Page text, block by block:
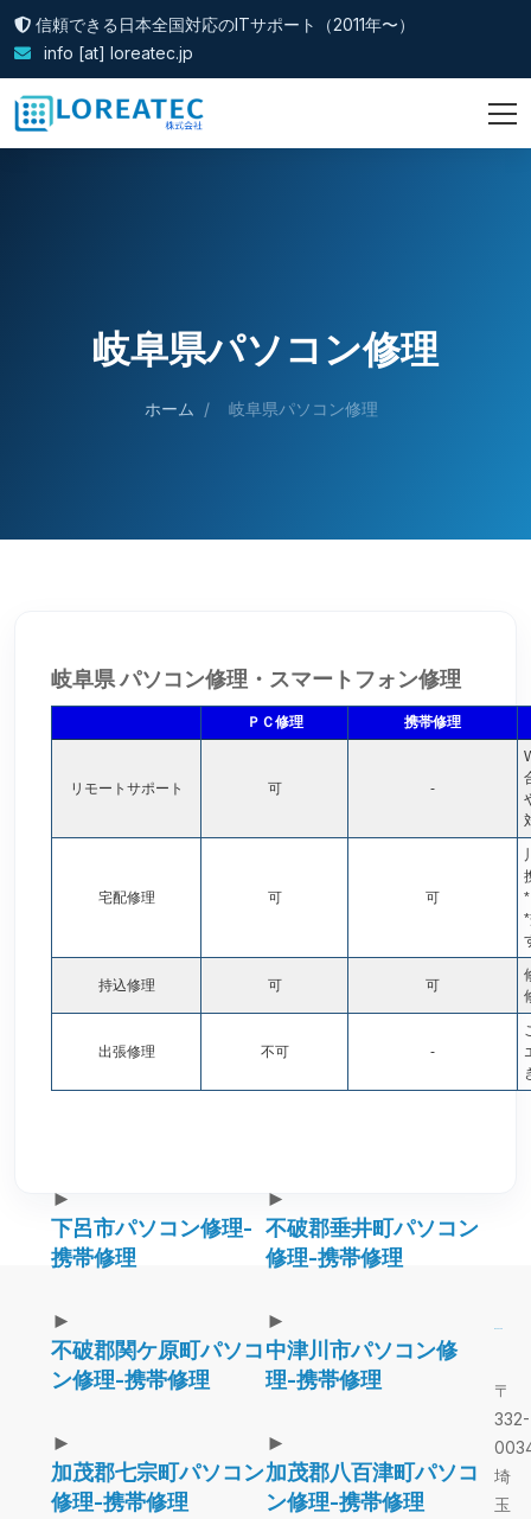
信頼できる日本全国対応のITサポート（2011年〜）
info [at] loreatec.jp
岐阜県パソコン修理
ホーム / 岐阜県パソコン修理
岐阜県 パソコン修理・スマートフォン修理
ＰＣ修理 携帯修理
リモートサポート 可 -
宅配修理 可 可
*
持込修理 可 可
出張修理 不可 -
►
下呂市パソコン修理-
携帯修理
►
不破郡垂井町パソコン
修理-携帯修理
►
不破郡関ケ原町パソコ
ン修理-携帯修理
►
中津川市パソコン修
理-携帯修理
►
加茂郡七宗町パソコン
修理-携帯修理
►
加茂郡八百津町パソコ
ン修理-携帯修理
〒
332-
埼
玉